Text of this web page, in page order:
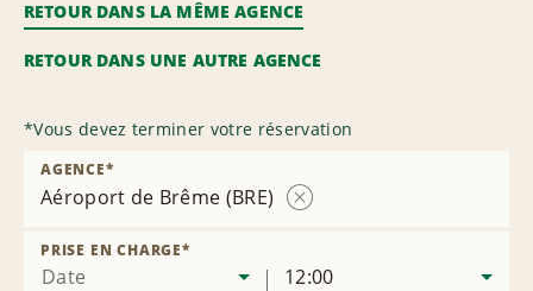
RETOUR DANS LA MÊME AGENCE
RETOUR DANS UNE AUTRE AGENCE
*Vous devez terminer votre réservation
Aéroport de Brême (BRE)
AGENCE*
Date
PRISE EN CHARGE*
12:00